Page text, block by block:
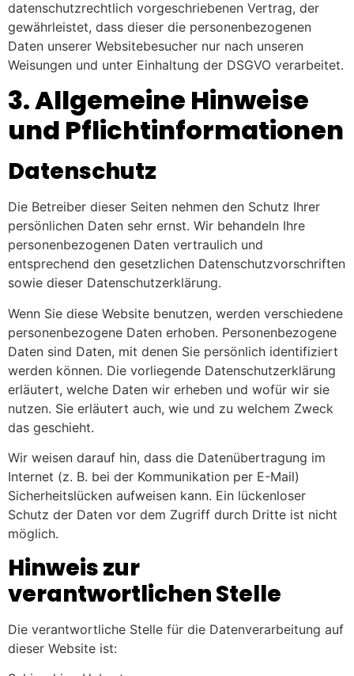
datenschutzrechtlich vorgeschriebenen Vertrag, der
gewährleistet, dass dieser die personenbezogenen
Daten unserer Websitebesucher nur nach unseren
Weisungen und unter Einhaltung der DSGVO verarbeitet.
3. Allgemeine Hinweise
und Pflicht­informationen
Datenschutz
Die Betreiber dieser Seiten nehmen den Schutz Ihrer
persönlichen Daten sehr ernst. Wir behandeln Ihre
personenbezogenen Daten vertraulich und
entsprechend den gesetzlichen Datenschutzvorschriften
sowie dieser Datenschutzerklärung.
Wenn Sie diese Website benutzen, werden verschiedene
personenbezogene Daten erhoben. Personenbezogene
Daten sind Daten, mit denen Sie persönlich identifiziert
werden können. Die vorliegende Datenschutzerklärung
erläutert, welche Daten wir erheben und wofür wir sie
nutzen. Sie erläutert auch, wie und zu welchem Zweck
das geschieht.
Wir weisen darauf hin, dass die Datenübertragung im
Internet (z. B. bei der Kommunikation per E-Mail)
Sicherheitslücken aufweisen kann. Ein lückenloser
Schutz der Daten vor dem Zugriff durch Dritte ist nicht
möglich.
Hinweis zur
verantwortlichen Stelle
Die verantwortliche Stelle für die Datenverarbeitung auf
dieser Website ist: